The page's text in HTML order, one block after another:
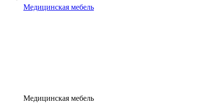
Медицинская мебель
Медицинская мебель